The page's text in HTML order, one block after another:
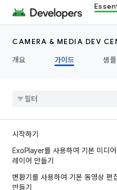
CAMERA & MEDIA DEV
개요
가이드 샘플
시작하기
ExoPlayer를 사용하여 기본 미디
레이어 만들기
변환기를 사용하여 기본 동영상 편
만들기